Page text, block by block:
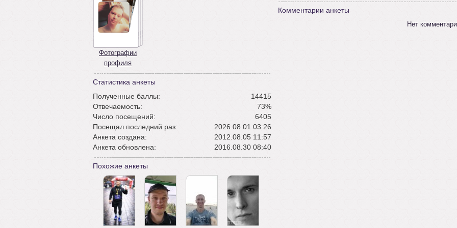
Фотографии
профиля
Статистика анкеты
Полученные баллы:
14415
Отвечаемость:
73%
Число посещений:
6405
Посещал последний раз:
2026.08.01 03:26
Анкета создана:
2012.08.05 11:57
Анкета обновлена:
2016.08.30 08:40
Похожие анкеты
Комментарии анкеты
Нет